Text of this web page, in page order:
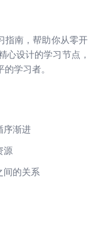
指南，帮助你从零开
心设计的学习节点，
学习者。
序渐进
源
间的关系